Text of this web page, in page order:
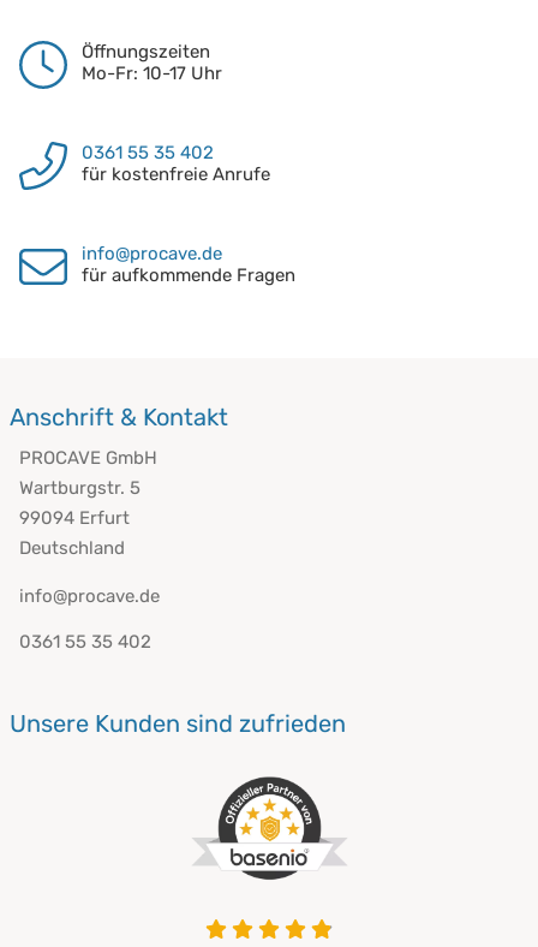
Öffnungszeiten
Mo-Fr: 10-17 Uhr
0361 55 35 402
für kostenfreie Anrufe
info@procave.de
für aufkommende Fragen
Anschrift & Kontakt
PROCAVE GmbH
Wartburgstr. 5
99094 Erfurt
Deutschland
info@procave.de
0361 55 35 402
Unsere Kunden sind zufrieden
4.9 von 5